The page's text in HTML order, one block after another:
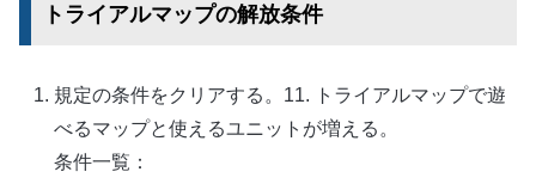
トライアルマップの解放条件
規定の条件をクリアする。11. トライアルマップで遊
べるマップと使えるユニットが増える。
条件一覧：